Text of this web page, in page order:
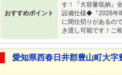
おすすめポイント
す！『大容量収納』
設備仕様◆『2026年
に間仕切りがあるの
き渡し可能です！ご
愛知県西春日井郡豊山町大